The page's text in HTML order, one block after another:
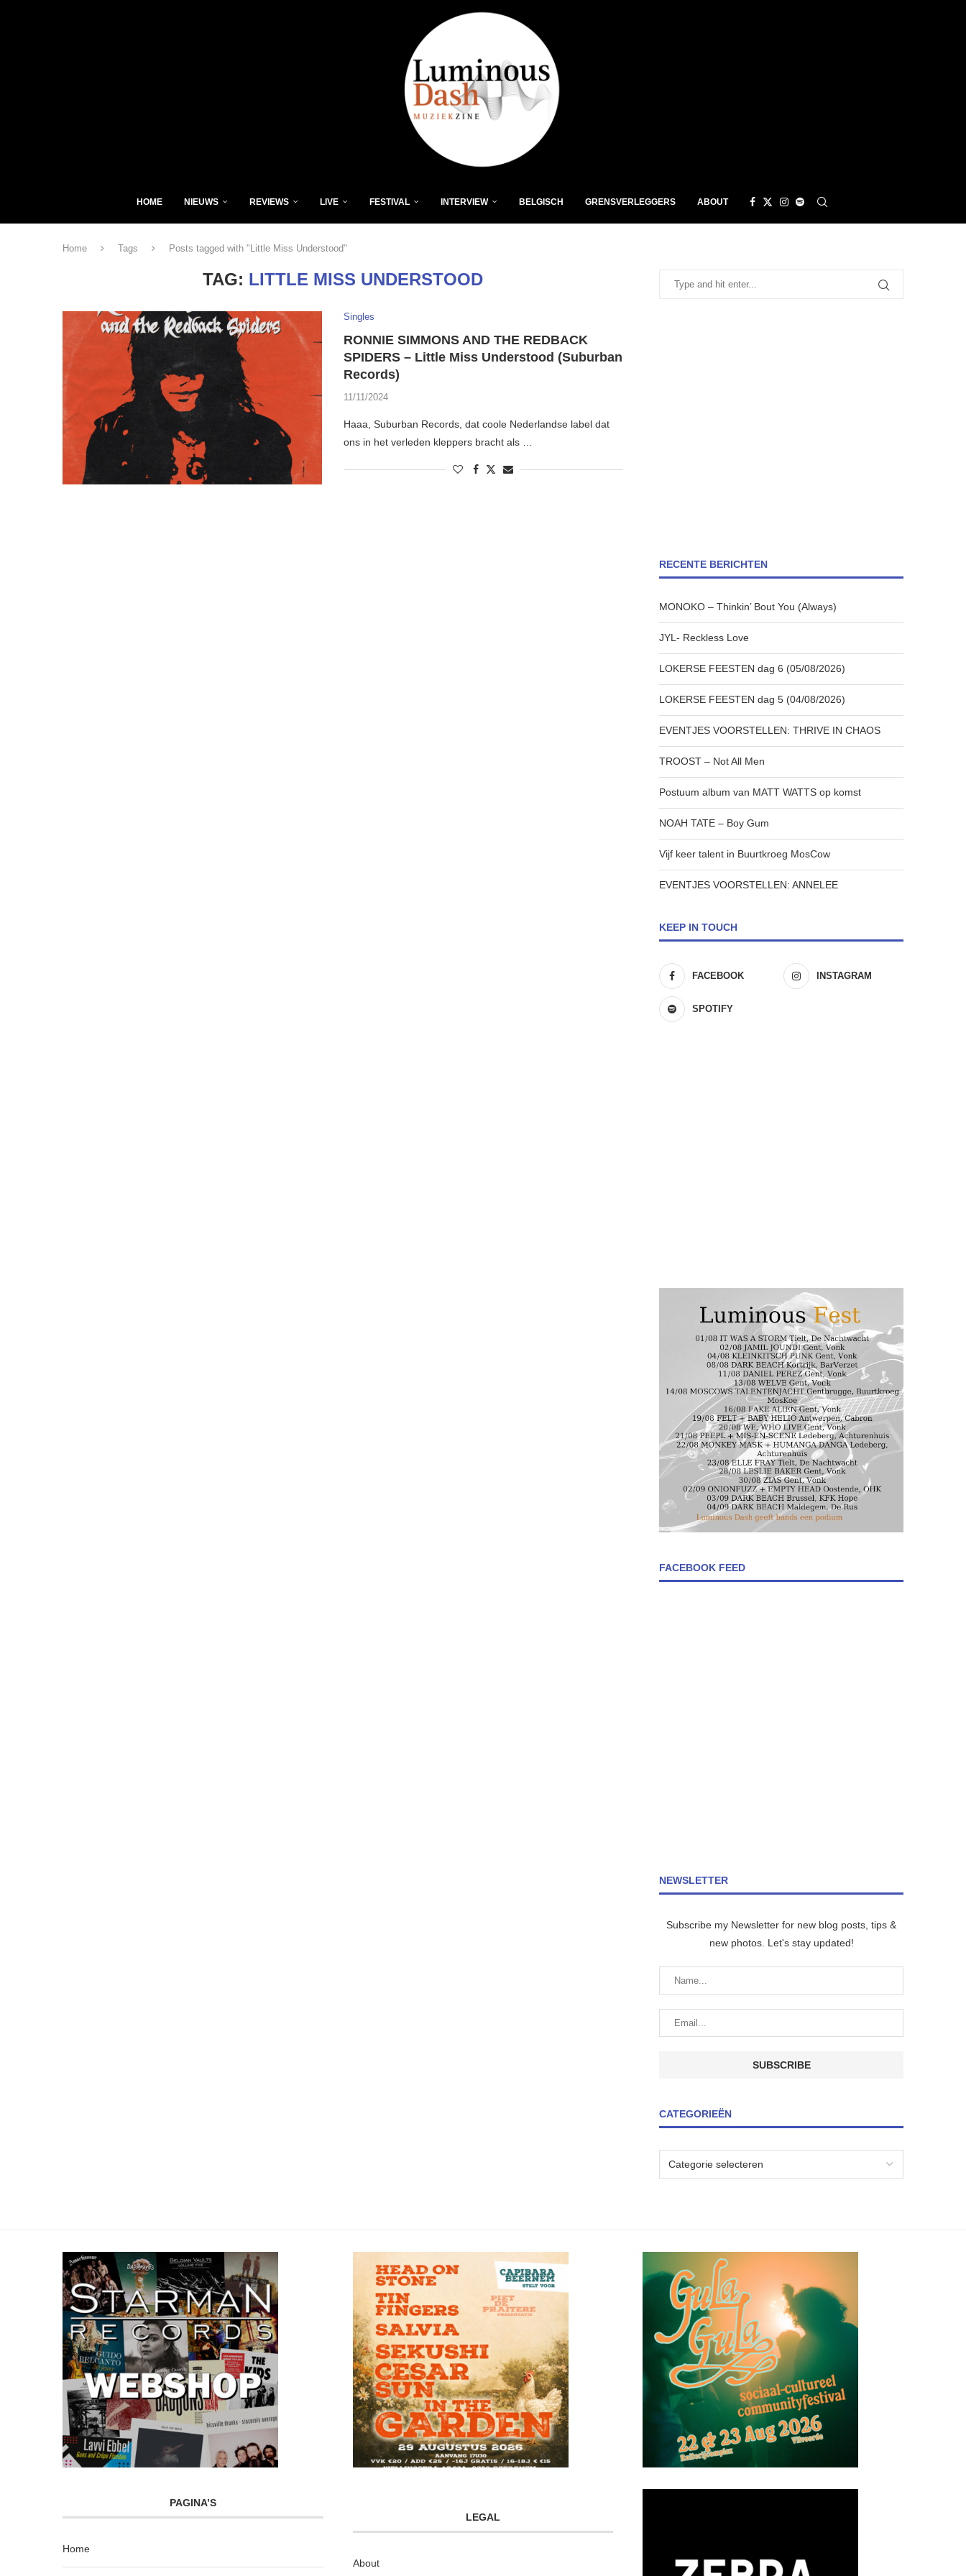
HOME NIEUWS REVIEWS LIVE FESTIVAL INTERVIEW BELGISCH GRENSVERLEGGERS ABOUT
Home Tags Posts tagged with "Little Miss Understood"
TAG: LITTLE MISS UNDERSTOOD
Singles
RONNIE SIMMONS AND THE REDBACK
SPIDERS – Little Miss Understood (Suburban
Records)
11/11/2024
Haaa, Suburban Records, dat coole Nederlandse label dat
ons in het verleden kleppers bracht als …
RECENTE BERICHTEN
MONOKO – Thinkin’ Bout You (Always)
JYL- Reckless Love
LOKERSE FEESTEN dag 6 (05/08/2026)
LOKERSE FEESTEN dag 5 (04/08/2026)
EVENTJES VOORSTELLEN: THRIVE IN CHAOS
TROOST – Not All Men
Postuum album van MATT WATTS op komst
NOAH TATE – Boy Gum
Vijf keer talent in Buurtkroeg MosCow
EVENTJES VOORSTELLEN: ANNELEE
KEEP IN TOUCH
FACEBOOK INSTAGRAM
SPOTIFY
FACEBOOK FEED
NEWSLETTER
Subscribe my Newsletter for new blog posts, tips &
new photos. Let's stay updated!
CATEGORIEËN
PAGINA’S
Home
LEGAL
About